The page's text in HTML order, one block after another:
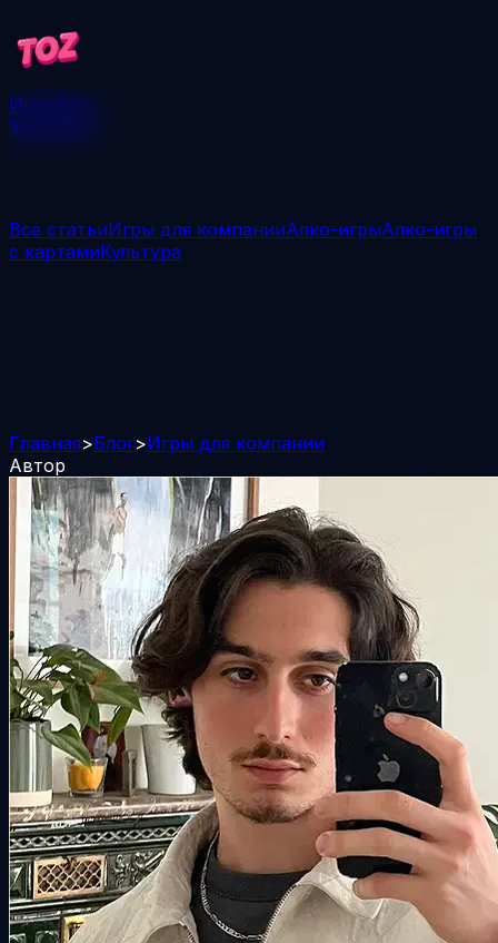
ИгрыБлог
Загрузить
Все статьиИгры для компанииАлко-игрыАлко-игры
с картамиКультура
Главная>Блог>Игры для компании
Автор